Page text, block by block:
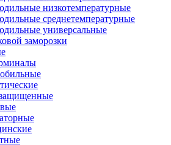
низкотемпературные
среднетемпературные
универсальные
заморозки